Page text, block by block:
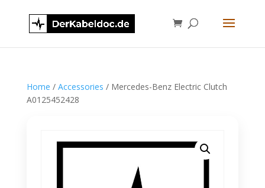
Home / Accessories / Mercedes-Benz Electric Clutch
A0125452428